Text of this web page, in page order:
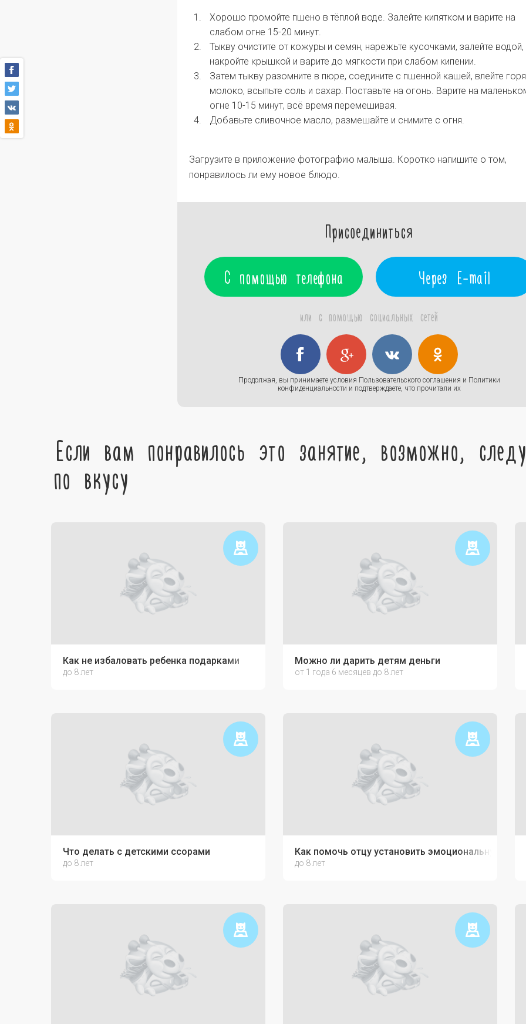
Хорошо промойте пшено в тёплой воде. Залейте кипятком и варите на
слабом огне 15-20 минут.
Тыкву очистите от кожуры и семян, нарежьте кусочками, залейте водой,
накройте крышкой и варите до мягкости при слабом кипении.
Затем тыкву разомните в пюре, соедините с пшенной кашей, влейте
молоко, всыпьте соль и сахар. Поставьте на огонь. Варите на
огне 10-15 минут, всё время перемешивая.
Добавьте сливочное масло, размешайте и снимите с огня.
Загрузите в приложение фотографию малыша. Коротко напишите о том,
понравилось ли ему новое блюдо.
Присоединиться
С помощью телефона Через E-mail
или с помощью социальных сетей
Продолжая, вы принимаете условия Пользовательского соглашения и Политики
конфиденциальности и подтверждаете, что прочитали их
Если вам понравилось это занятие, возможно,
по вкусу
Как не избаловать ребенка подарками
до 8 лет
Можно ли дарить детям деньги
от 1 года 6 месяцев до 8 лет
Что делать с детскими ссорами
до 8 лет
Как помочь отцу установить эмоциональную
до 8 лет